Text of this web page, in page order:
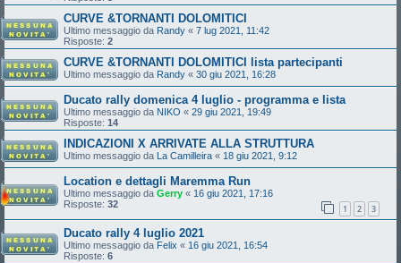
CURVE &TORNANTI DOLOMITICI
Ultimo messaggio da Randy « 7 lug 2021, 11:42
Risposte: 2
CURVE &TORNANTI DOLOMITICI lista partecipanti
Ultimo messaggio da Randy « 30 giu 2021, 16:28
Ducato rally domenica 4 luglio - programma e lista
Ultimo messaggio da NIKO « 29 giu 2021, 19:49
Risposte: 14
INDICAZIONI X ARRIVATE ALLA STRUTTURA
Ultimo messaggio da La Camilleira « 18 giu 2021, 9:12
Location e dettagli Maremma Run
Ultimo messaggio da Gerry « 16 giu 2021, 17:16
Risposte: 32 1 2 3
Ducato rally 4 luglio 2021
Ultimo messaggio da Felix « 16 giu 2021, 16:54
Risposte: 6